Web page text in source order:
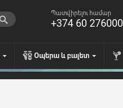
Պատվիրելու համար
+374 60 276000
Օպերա և բալետ